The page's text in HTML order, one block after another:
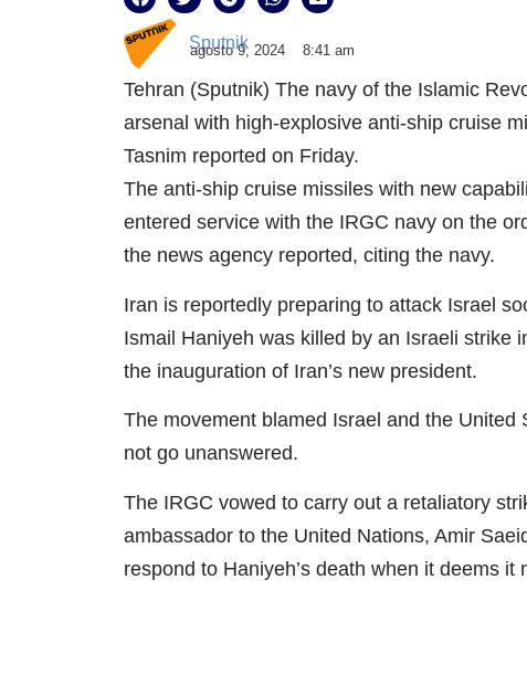
Sputnik
agosto 9, 2024 8:41 am
Tehran (Sputnik) The navy of the Islamic
arsenal with high-explosive anti-ship cruise
Tasnim reported on Friday.
The anti-ship cruise missiles with new
entered service with the IRGC navy on the
the news agency reported, citing the navy.
Iran is reportedly preparing to attack Israel
Ismail Haniyeh was killed by an Israeli strike
the inauguration of Iran’s new president.
The movement blamed Israel and the United
not go unanswered.
The IRGC vowed to carry out a retaliatory
ambassador to the United Nations, Amir
respond to Haniyeh’s death when it deems it